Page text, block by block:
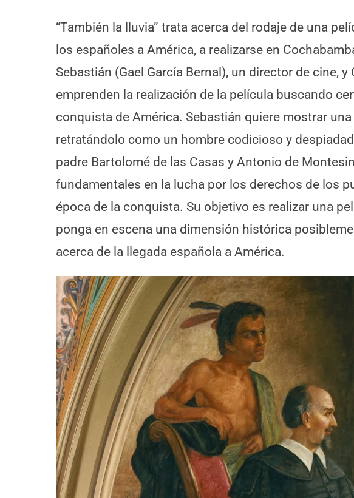
“También la lluvia” trata acerca del rodaje de una
los españoles a América, a realizarse en
Sebastián (Gael García Bernal), un director de cine,
emprenden la realización de la película buscando
conquista de América. Sebastián quiere mostrar
retratándolo como un hombre codicioso y
padre Bartolomé de las Casas y Antonio de
fundamentales en la lucha por los derechos de los
época de la conquista. Su objetivo es realizar una
ponga en escena una dimensión histórica
acerca de la llegada española a América.